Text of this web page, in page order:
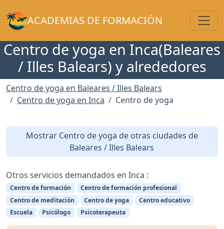
ACADEMIAS DE FORMACIÓN
Centro de yoga en Inca(Baleares
/ Illes Balears) y alrededores
Centro de yoga en Baleares / Illes Balears
Centro de yoga en Inca
Centro de yoga
Mostrar Centro de yoga de otras ciudades de
Baleares / Illes Balears
Otros servicios demandados en Inca :
Centro de formación
Centro de formación profesional
Centro de meditación
Centro de yoga
Centro educativo
Escuela
Psicólogo Psicoterapeuta